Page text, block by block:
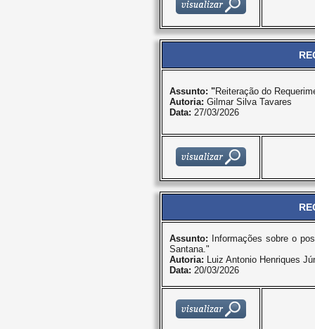
Assunto: "Reiteração do
Autoria: Gilmar Silva Tavares
Data: 27/03/2026
Assunto: Informações sobre o
Santana."
Autoria: Luiz Antonio Henriques
Data: 20/03/2026